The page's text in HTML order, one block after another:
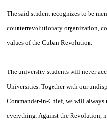
The said student recognizes to be
counterrevolutionary organization,
values ​​of the Cuban Revolution.
The university students will never
Universities. Together with our
Commander-in-Chief, we will
everything; Against the Revolution,